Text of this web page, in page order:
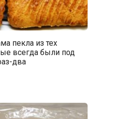
пекла из тех
всегда были под
два